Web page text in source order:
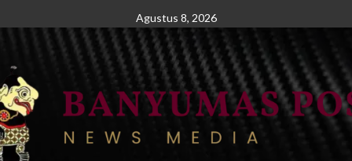
to
Agustus 8, 2026